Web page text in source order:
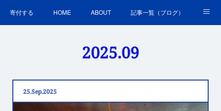
寄付する HOME ABOUT 記事一覧（ブログ）
お問合せ 関連リンク集
2025.09
25Sep2025